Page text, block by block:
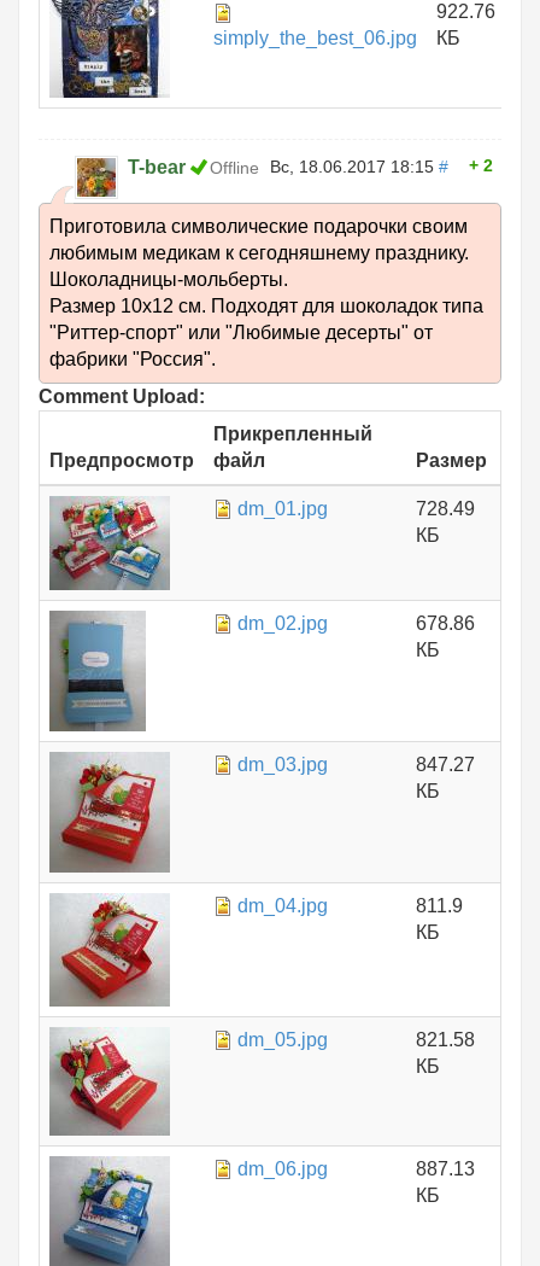
simply_the_best_06.jpg
922.76
КБ
T-bear Offline Вс, 18.06.2017 18:15 # 2
Приготовила символические подарочки своим
любимым медикам к сегодняшнему празднику.
Шоколадницы-мольберты.
Размер 10х12 см. Подходят для шоколадок типа
"Риттер-спорт" или "Любимые десерты" от
фабрики "Россия".
Comment Upload:
Предпросмотр
Прикрепленный
файл
Размер
dm_01.jpg
728.49
КБ
dm_02.jpg
678.86
КБ
dm_03.jpg
847.27
КБ
dm_04.jpg
811.9
КБ
dm_05.jpg
821.58
КБ
dm_06.jpg
887.13
КБ